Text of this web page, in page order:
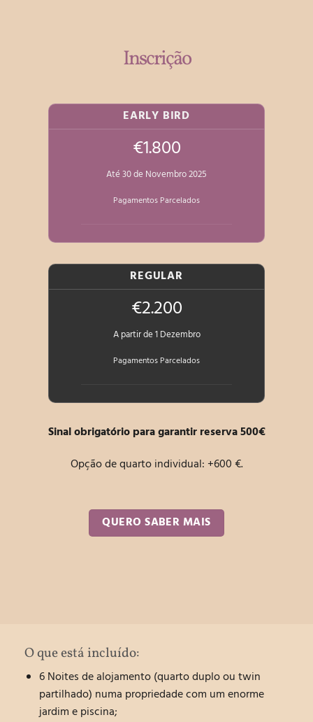
Inscrição
EARLY BIRD
€1.800
Até 30 de Novembro 2025
Pagamentos Parcelados
REGULAR
€2.200
A partir de 1 Dezembro
Pagamentos Parcelados
Sinal obrigatório para garantir reserva 500€
Opção de quarto individual: +600 €.
QUERO SABER MAIS
O que está incluído:
6 Noites de alojamento (quarto duplo ou twin
partilhado) numa propriedade com um enorme
jardim e piscina;